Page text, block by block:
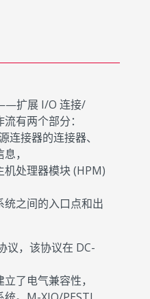
扩展 I/O 连接/
有两个部分：
连接器的连接器、
，
处理器模块 (HPM)
之间的入口点和出
议，该协议在 DC-
了电气兼容性，